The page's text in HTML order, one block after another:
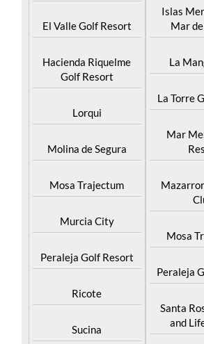
El Valle Golf Resort
Hacienda Riquelme
Golf Resort
Lorqui
Molina de Segura
Mosa Trajectum
Murcia City
Peraleja Golf Resort
Ricote
Sucina
Islas
Mar
La
La Torre
Mar
Mosa
Peraleja
Santa
and